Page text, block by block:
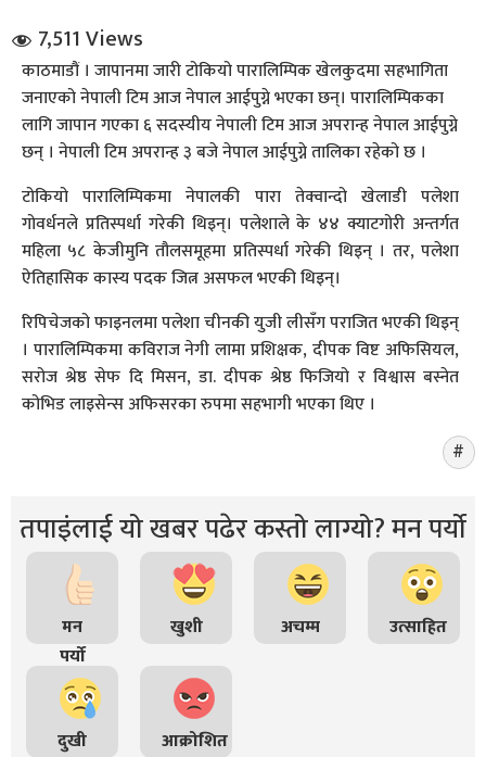
संवाद
7,511 Views
काठमाडौं । जापानमा जारी टोकियो पारालिम्पिक खेलकुदमा सहभागिता
जनाएको नेपाली टिम आज नेपाल आईपुग्ने भएका छन्। पारालिम्पिकका
लागि जापान गएका ६ सदस्यीय नेपाली टिम आज अपरान्ह नेपाल आईपुग्ने
छन् । नेपाली टिम अपरान्ह ३ बजे नेपाल आईपुग्ने तालिका रहेको छ ।
टोकियो पारालिम्पिकमा नेपालकी पारा तेक्वान्दो खेलाडी पलेशा
गोवर्धनले प्रतिस्पर्धा गरेकी थिइन्। पलेशाले के ४४ क्याटगोरी अन्तर्गत
महिला ५८ केजीमुनि तौलसमूहमा प्रतिस्पर्धा गरेकी थिइन् । तर, पलेशा
ऐतिहासिक कास्य पदक जित्न असफल भएकी थिइन्।
रिपिचेजको फाइनलमा पलेशा चीनकी युजी लीसँग पराजित भएकी थिइन्
। पारालिम्पिकमा कविराज नेगी लामा प्रशिक्षक, दीपक विष्ट अफिसियल,
सरोज श्रेष्ठ सेफ दि मिसन, डा. दीपक श्रेष्ठ फिजियो र विश्वास बस्नेत
कोभिड लाइसेन्स अफिसरका रुपमा सहभागी भएका थिए ।
तपाइंलाई यो खबर पढेर कस्तो लाग्यो? मन पर्यो
मन
पर्यो
खुशी अचम्म उत्साहित
दुखी आक्रोशित